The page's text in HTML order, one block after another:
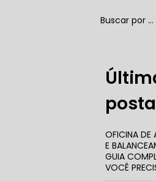
OFICINA DE ALINHAMENTO
E
GUIA
VOCÊ